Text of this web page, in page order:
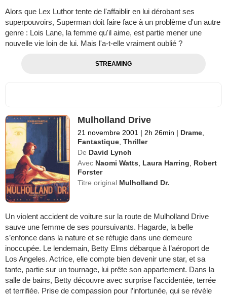
Alors que Lex Luthor tente de l'affaiblir en lui dérobant ses
superpouvoirs, Superman doit faire face à un problème d'un autre
genre : Lois Lane, la femme qu'il aime, est partie mener une
nouvelle vie loin de lui. Mais l'a-t-elle vraiment oublié ?
STREAMING
Mulholland Drive
21 novembre 2001 | 2h 26min | Drame
Fantastique ,Thriller
De David Lynch
Avec Naomi Watts Laura Harring
Robert
Forster
Titre original Mulholland Dr.
Un violent accident de voiture sur la route de Mulholland Drive
sauve une femme de ses poursuivants. Hagarde, la belle
s’enfonce dans la nature et se réfugie dans une demeure
inoccupée. Le lendemain, Betty Elms débarque à l’aéroport de
Los Angeles. Actrice, elle compte bien devenir une star, et sa
tante, partie sur un tournage, lui prête son appartement. Dans la
salle de bains, Betty découvre avec surprise l’accidentée, terrée
et terrifiée. Prise de compassion pour l’infortunée, qui se révèle